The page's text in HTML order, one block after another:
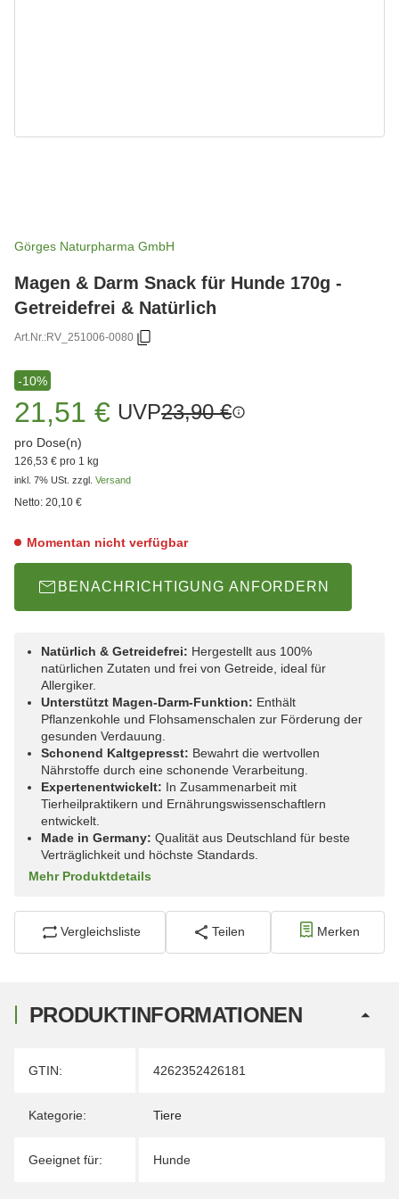
Görges Naturpharma GmbH
Magen & Darm Snack für Hunde 170g -
Getreidefrei & Natürlich
Art.Nr.:RV_251006-0080
-10%
21,51 € UVP23,90 €
pro Dose(n)
126,53 € pro 1 kg
inkl. 7% USt. zzgl. Versand
Netto: 20,10 €
Momentan nicht verfügbar
BENACHRICHTIGUNG ANFORDERN
Natürlich & Getreidefrei: Hergestellt aus 100%
natürlichen Zutaten und frei von Getreide, ideal für
Allergiker.
Unterstützt Magen-Darm-Funktion: Enthält
Pflanzenkohle und Flohsamenschalen zur Förderung der
gesunden Verdauung.
Schonend Kaltgepresst: Bewahrt die wertvollen
Nährstoffe durch eine schonende Verarbeitung.
Expertenentwickelt: In Zusammenarbeit mit
Tierheilpraktikern und Ernährungswissenschaftlern
entwickelt.
Made in Germany: Qualität aus Deutschland für beste
Verträglichkeit und höchste Standards.
Mehr Produktdetails
Vergleichsliste Teilen Merken
PRODUKTINFORMATIONEN
Produkteigenschaft
Wert
GTIN: 4262352426181
Kategorie: Tiere
Geeignet für: Hunde